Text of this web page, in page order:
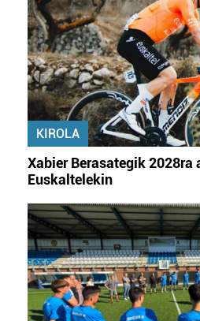
KIROLA
Xabier Berasategik 2028ra
Euskaltelekin